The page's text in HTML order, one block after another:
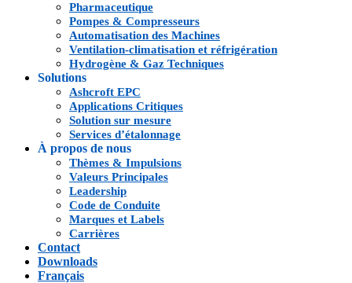
Pharmaceutique
Pompes & Compresseurs
Automatisation des Machines
Ventilation-climatisation et réfrigération
Hydrogène & Gaz Techniques
Solutions
Ashcroft EPC
Applications Critiques
Solution sur mesure
Services d’étalonnage
À propos de nous
Thèmes & Impulsions
Valeurs Principales
Leadership
Code de Conduite
Marques et Labels
Carrières
Contact
Downloads
Français